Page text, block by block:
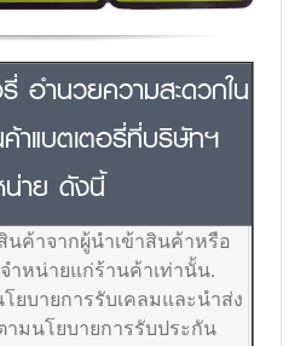
อำนวยความสะดวกใน
าแบตเตอรี่ที่บริษัทฯ
าย ดังนี้
นค้าจากผู้นำเข้าสินค้าหรือ
ำหน่ายแก่ร้านค้าเท่านั้น.
ยบายการรับเคลมและนำส่ง
ามนโยบายการรับประกัน